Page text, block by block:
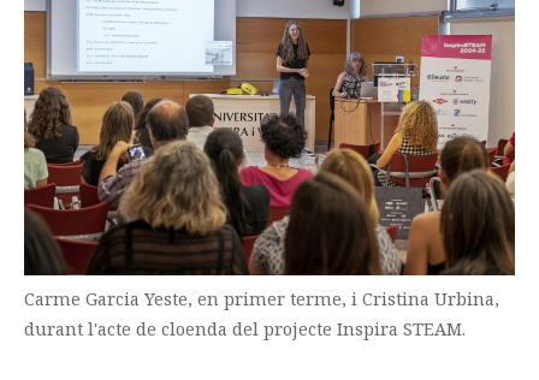
Carme Garcia Yeste, en primer terme, i Cristina Urbina,
durant l'acte de cloenda del projecte Inspira STEAM.